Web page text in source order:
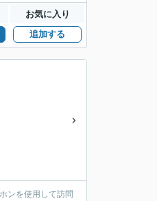
お気に入り
追加する
ンを使用して訪問